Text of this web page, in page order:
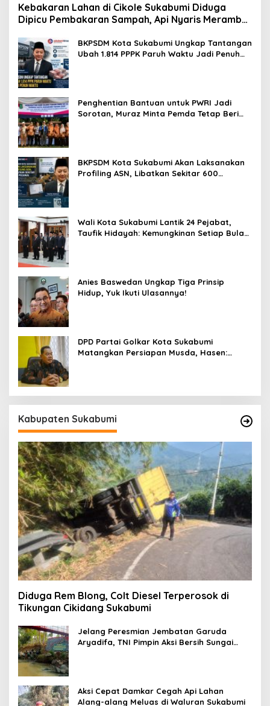
Kebakaran Lahan di Cikole Sukabumi Diduga
Dipicu Pembakaran Sampah, Api Nyaris Merambat
BKPSDM Kota Sukabumi Ungkap Tantangan
Ubah 1.814 PPPK Paruh Waktu Jadi Penuh
Penghentian Bantuan untuk PWRI Jadi
Sorotan, Muraz Minta Pemda Tetap Beri
BKPSDM Kota Sukabumi Akan Laksanakan
Profiling ASN, Libatkan Sekitar 600
Wali Kota Sukabumi Lantik 24 Pejabat,
Taufik Hidayah: Kemungkinan Setiap Bulan
Anies Baswedan Ungkap Tiga Prinsip
Hidup, Yuk Ikuti Ulasannya!
DPD Partai Golkar Kota Sukabumi
Matangkan Persiapan Musda, Hasen:
Kabupaten Sukabumi
Diduga Rem Blong, Colt Diesel Terperosok di
Tikungan Cikidang Sukabumi
Jelang Peresmian Jembatan Garuda
Aryadifa, TNI Pimpin Aksi Bersih Sungai
Aksi Cepat Damkar Cegah Api Lahan
Alang-alang Meluas di Waluran Sukabumi